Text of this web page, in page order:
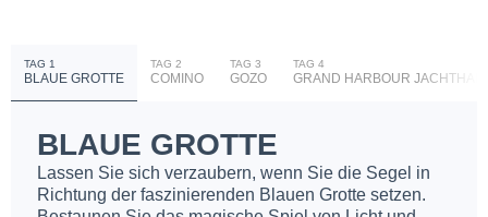
TAG 1
BLAUE GROTTE
TAG 2
COMINO
TAG 3
GOZO
TAG 4
GRAND HARBOUR
BLAUE GROTTE
Lassen Sie sich verzaubern, wenn Sie die Segel in
Richtung der faszinierenden Blauen Grotte setzen.